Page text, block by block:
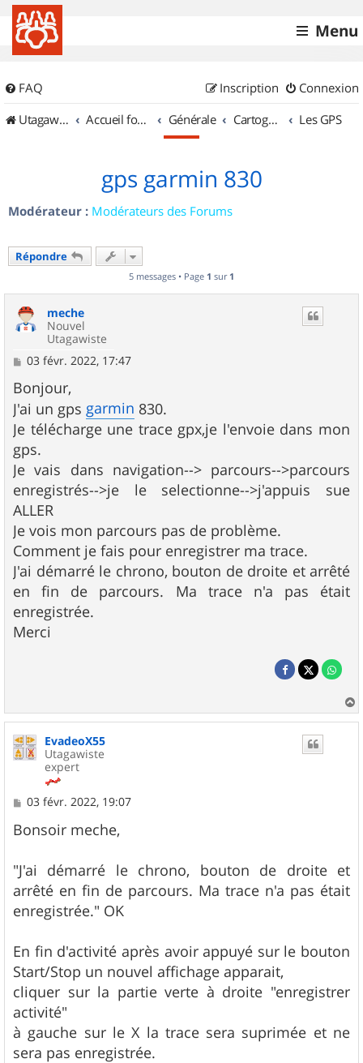
Menu
FAQ Connexion
Inscription
UtagawaVTT (Randos VTT et VTTAE avec traces GPS)
Accueil forum Générale Cartographie et GPS Les GPS
gps garmin 830
Modérateur : Modérateurs des Forums
Répondre
5 messages • Page 1 sur 1
meche
Nouvel
Utagawiste
M
s
s
a
g
e
03 févr. 2022, 17:47
Bonjour,
J'ai un gps garmin 830.
Je télécharge une trace gpx,je l'envoie dans mon
gps.
Je vais dans navigation--> parcours-->parcours
enregistrés-->je le selectionne-->j'appuis sue
ALLER
Je vois mon parcours pas de problème.
Comment je fais pour enregistrer ma trace.
J'ai démarré le chrono, bouton de droite et arrêté
en fin de parcours. Ma trace n'a pas était
enregistrée.
Merci
a
EvadeoX55
Utagawiste
expert
M
s
s
g
e
03 févr. 2022, 19:07
Bonsoir meche,
"J'ai démarré le chrono, bouton de droite et
arrêté en fin de parcours. Ma trace n'a pas était
enregistrée." OK
En fin d'activité après avoir appuyé sur le bouton
Start/Stop un nouvel affichage apparait,
cliquer sur la partie verte à droite "enregistrer
activité"
à gauche sur le X la trace sera suprimée et ne
sera pas enregistrée.